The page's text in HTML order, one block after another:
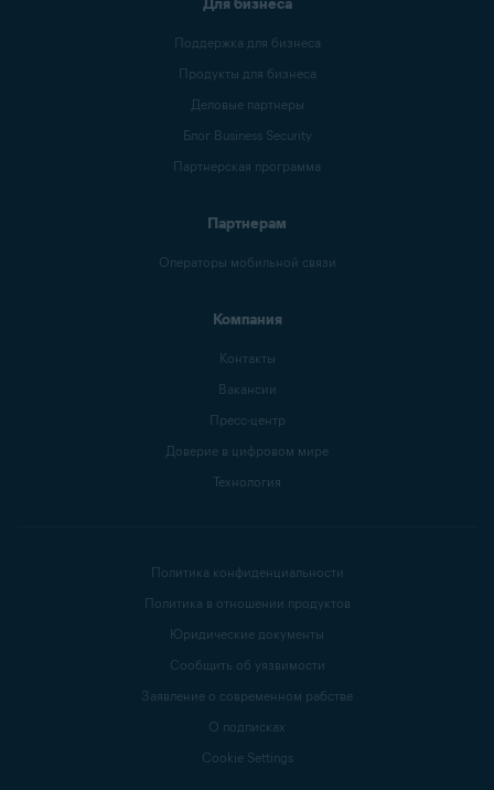
Для бизнеса
Поддержка для бизнеса
Продукты для бизнеса
Деловые партнеры
Блог Business Security
Партнерская программа
Партнерам
Операторы мобильной связи
Компания
Контакты
Вакансии
Пресс-центр
Доверие в цифровом мире
Технология
Политика конфиденциальности
Политика в отношении продуктов
Юридические документы
Сообщить об уязвимости
Заявление о современном рабстве
О подписках
Cookie Settings